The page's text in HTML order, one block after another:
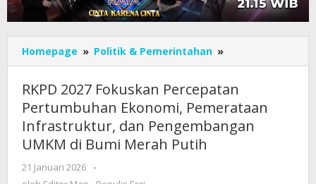
Homepage » Politik & Pemerintahan »
2027
Percepatan
Pertumbuhan
Ekonomi,
Pemerataan
RKPD 2027 Fokuskan Percepatan
Pertumbuhan Ekonomi, Pemerataan
Infrastruktur, dan Pengembangan
UMKM di Bumi Merah Putih
21 Januari 2026
oleh
Editor
-